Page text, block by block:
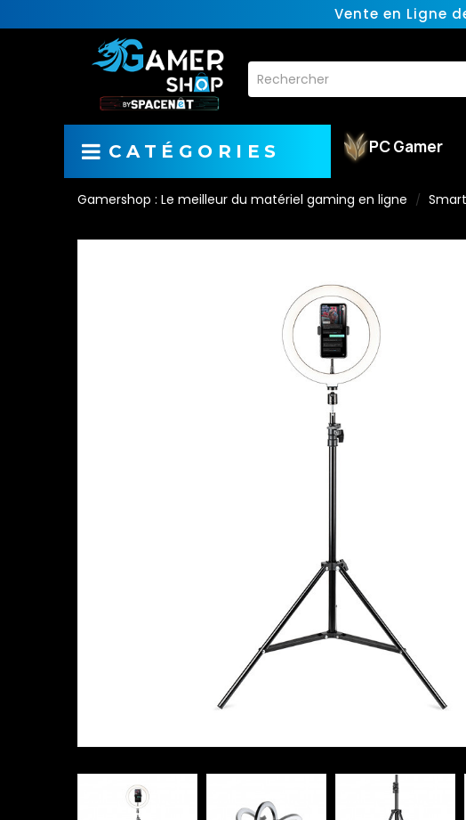
Vente en Ligne
CATÉGORIES PC Gamer
Gamershop : Le meilleur du matériel gaming en ligne